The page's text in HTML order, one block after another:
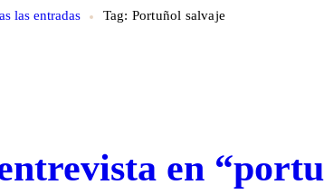
las entradas Tag: Portuñol salvaje
en